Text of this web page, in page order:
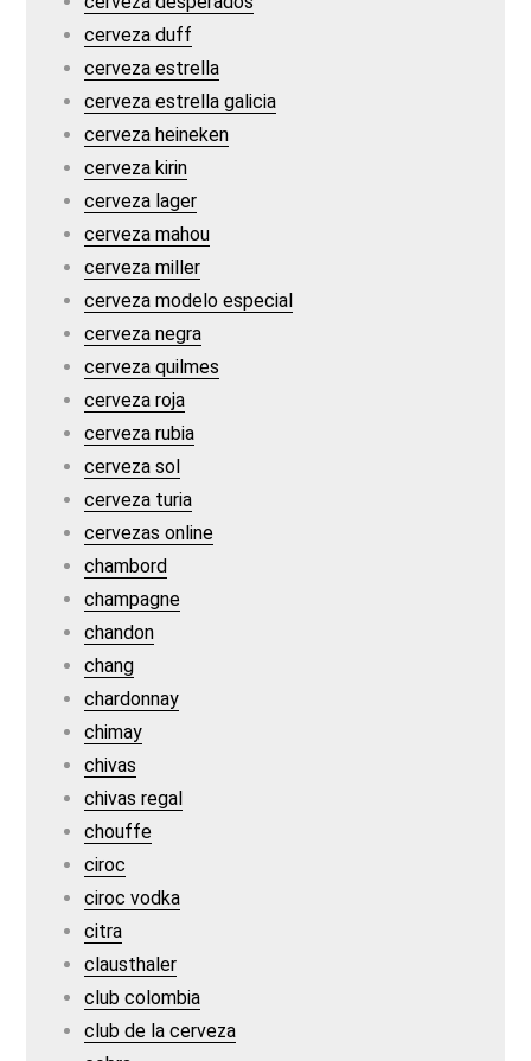
cerveza duff
cerveza estrella
cerveza estrella galicia
cerveza heineken
cerveza kirin
cerveza lager
cerveza mahou
cerveza miller
cerveza modelo especial
cerveza negra
cerveza quilmes
cerveza roja
cerveza rubia
cerveza sol
cerveza turia
cervezas online
chambord
champagne
chandon
chang
chardonnay
chimay
chivas
chivas regal
chouffe
ciroc
ciroc vodka
citra
clausthaler
club colombia
club de la cerveza